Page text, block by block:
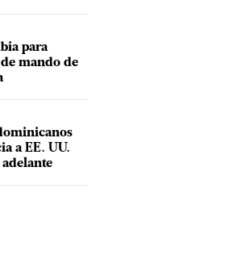
para
mando de
a EE. UU.